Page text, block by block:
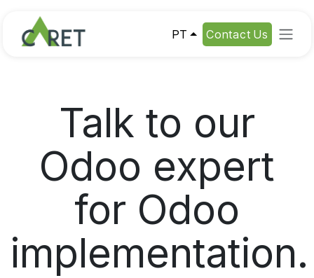
PT Contact Us
Talk to our
Odoo expert
for Odoo
implementation.